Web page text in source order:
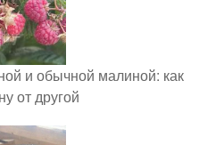
и обычной малиной: как
от другой